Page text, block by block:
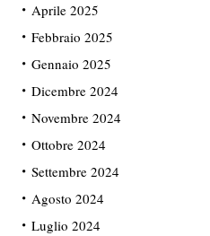
Aprile 2025
Febbraio 2025
Gennaio 2025
Dicembre 2024
Novembre 2024
Ottobre 2024
Settembre 2024
Agosto 2024
Luglio 2024